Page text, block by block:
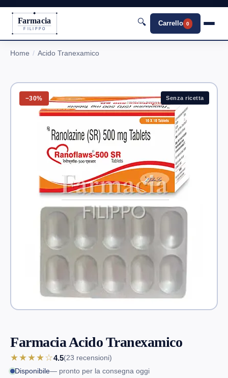
Farmacia
FILIPPO
🔍 Carrello 0
Home Acido Tranexamico
−30% Senza ricetta
Farmacia Acido Tranexamico
★★★★☆4.5(23 recensioni)
Disponibile— pronto per la consegna oggi